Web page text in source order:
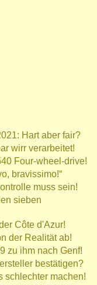
Hart aber fair?
wirr verarbeitet!
Four-wheel-drive!
bravissimo!“
muss sein!
sieben
Côte d'Azur!
der Realität ab!
zu ihm nach Genf!
bestätigen?
schlechter machen!